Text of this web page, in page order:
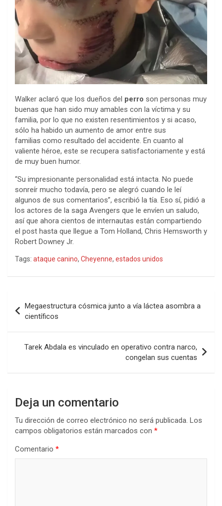
Walker aclaró que los dueños del perro son personas muy
buenas que han sido muy amables con la víctima y su
familia, por lo que no existen resentimientos y si acaso,
sólo ha habido un aumento de amor entre sus
familias como resultado del accidente. En cuanto al
valiente héroe, este se recupera satisfactoriamente y está
de muy buen humor.
“Su impresionante personalidad está intacta. No puede
sonreír mucho todavía, pero se alegró cuando le leí
algunos de sus comentarios”, escribió la tía. Eso sí, pidió a
los actores de la saga Avengers que le envíen un saludo,
así que ahora cientos de internautas están compartiendo
el post hasta que llegue a Tom Holland, Chris Hemsworth y
Robert Downey Jr.
Tags: ataque canino, Cheyenne, estados unidos
de
entradas
Megaestructura cósmica junto a vía láctea asombra a
científicos
Tarek Abdala es vinculado en operativo contra narco,
congelan sus cuentas
Deja un comentario
Tu dirección de correo electrónico no será publicada. Los
campos obligatorios están marcados con *
Comentario *